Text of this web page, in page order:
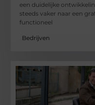
een duidelijke
steeds vaker naar een
functioneel
Bedrijven